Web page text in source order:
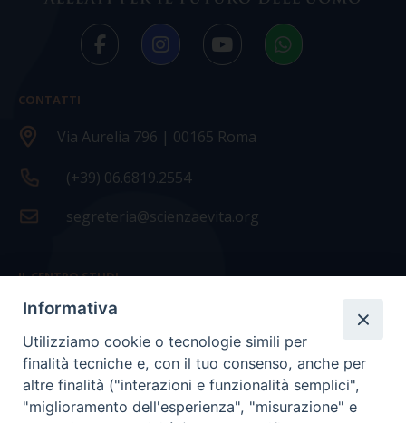
CONTATTI
Via Aurelia 796 | 00165 Roma
(+39) 06.6819.2554
segreteria@scienzaevita.org
IL CENTRO STUDI
La nostra storia
Statuto
Presidenza e ufficio presidenza
Consiglio scientifico
Informativa
Utilizziamo cookie o tecnologie simili per
finalità tecniche e, con il tuo consenso, anche per
altre finalità ("interazioni e funzionalità semplici",
"miglioramento dell'esperienza", "misurazione" e